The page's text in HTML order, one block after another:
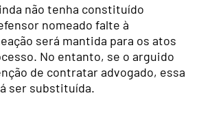
não tenha constituído
nomeado falte à
será mantida para os atos
No entanto, se o arguido
de contratar advogado, essa
ser substituída.